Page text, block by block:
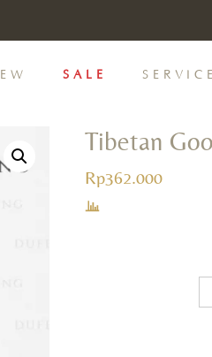
SALE
Tibetan
Rp362.000